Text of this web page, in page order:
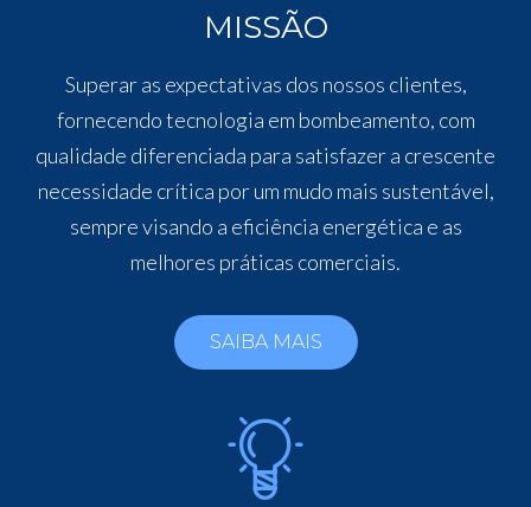
MISSÃO
Superar as expectativas dos nossos clientes,
fornecendo tecnologia em bombeamento, com
qualidade diferenciada para satisfazer a crescente
necessidade crítica por um mudo mais sustentável,
sempre visando a eficiência energética e as
melhores práticas comerciais.
SAIBA MAIS